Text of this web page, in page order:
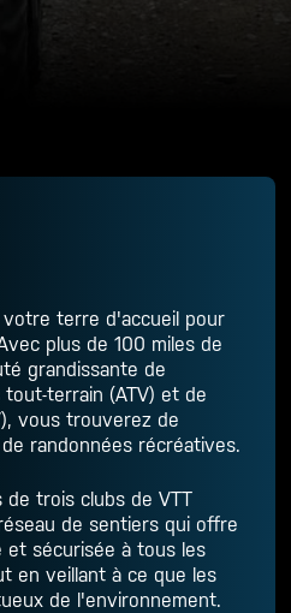
terre d'accueil pour
plus de 100 miles de
grandissante de
terrain (ATV) et de
vous trouverez de
randonnées récréatives.
de trois clubs de VTT
de sentiers qui offre
et sécurisée à tous les
en veillant à ce que les
de l'environnement.